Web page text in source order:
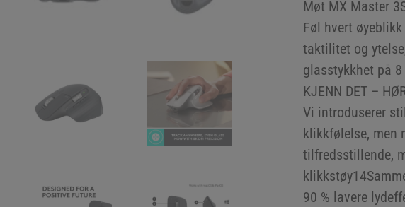
Møt MX Master
Føl hvert
taktilitet og
glasstykkhet på
KJENN DET –
Vi introduserer
klikkfølelse, men
tilfredsstillende,
90 % lavere